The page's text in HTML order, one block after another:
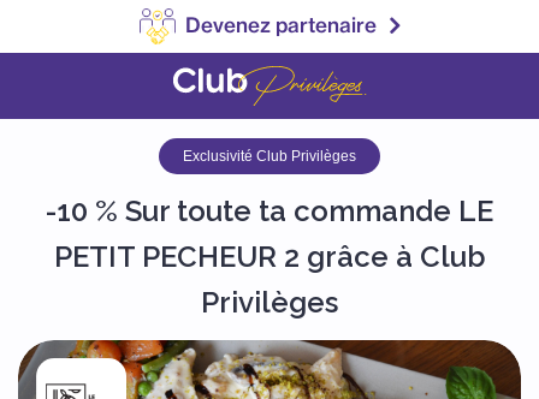
Devenez partenaire
Exclusivité Club Privilèges
-10 % Sur toute ta commande LE
PETIT PECHEUR 2 grâce à Club
Privilèges